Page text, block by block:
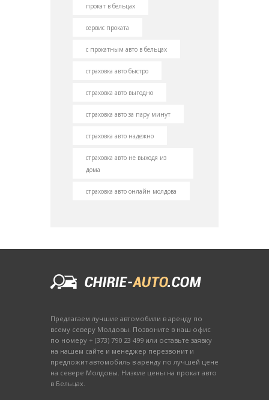
прокат в бельцах
сервис проката
с прокатным авто в бельцах
страховка авто быстро
страховка авто выгодно
страховка авто за пару минут
страховка авто надежно
страховка авто не выходя из
дома
страховка авто онлайн молдова
Предлагаем лучшие автомобили в аренду по
всему северу Молдовы. Позвоните в наш офис
по номеру + (373) 790 23 499 или оставьте заявку
на нашем сайте и менеджер перезвонит и
предложит автомобиль в аренду по лучшей цене
на севере Молдовы. Низкие цены на прокат авто
в Бельцах.